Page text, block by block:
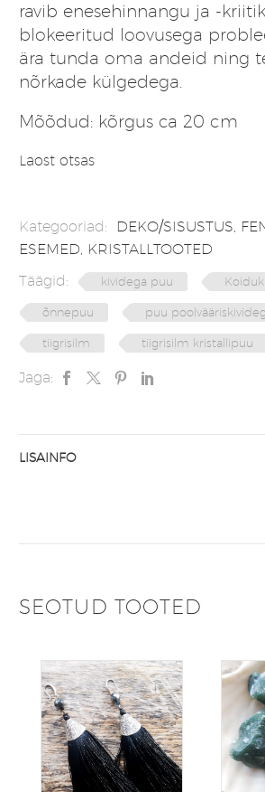
ravib enesehinnangu ja -
blokeeritud loovusega
ära tunda oma andeid ning
nõrkade külgedega.
Mõõdud: kõrgus ca 20 cm
Laost otsas
Kategooriad: DEKO/SISUSTUS,
ESEMED, KRISTALLTOOTED
Täägid:
kividega puu
õnnepuu puu
tiigrisilm tiigrisilm kristallipuu
Jaga:
LISAINFO
SEOTUD TOOTED